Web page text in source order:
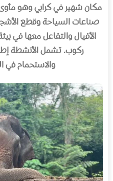
مكان شهير في كرابي وهو مأوى
صناعات السياحة وقطع
الأفيال والتفاعل معها في
ركوب.تشمل الأنشطة
والاستحمام في